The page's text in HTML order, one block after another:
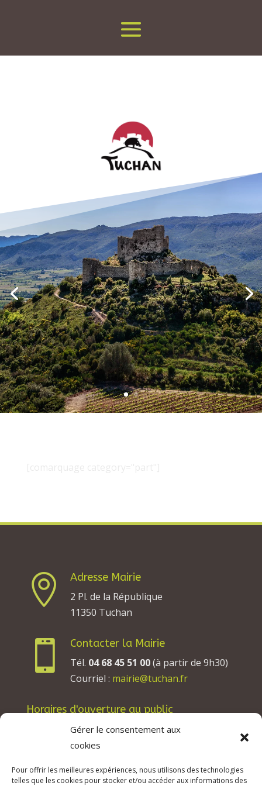
Gérer le consentement aux
cookies
Pour offrir les meilleures expériences, nous utilisons des technologies
telles que les cookies pour stocker et/ou accéder aux informations des

Adresse Mairie
2 Pl. de la République
11350 Tuchan

Contacter la Mairie
Tél. 04 68 45 51 00(à partir de 9h30)
Courriel : mairie@tuchan.fr
Horaires d'ouverture au public
Les lundis, mardis et jeudis : de 8h à 12h et de
13h30 à 17h30.
Les vendredis : de 8h à 12h.